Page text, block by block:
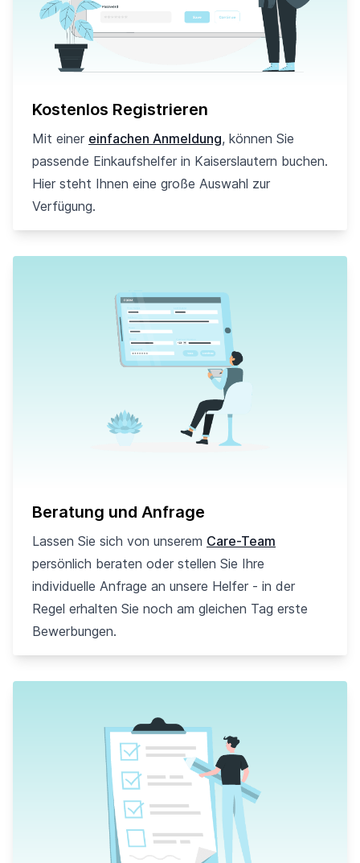
Kostenlos Registrieren
Mit einer einfachen Anmeldung, können Sie
passende Einkaufshelfer in Kaiserslautern buchen.
Hier steht Ihnen eine große Auswahl zur
Verfügung.
Beratung und Anfrage
Lassen Sie sich von unserem Care-Team
persönlich beraten oder stellen Sie Ihre
individuelle Anfrage an unsere Helfer - in der
Regel erhalten Sie noch am gleichen Tag erste
Bewerbungen.